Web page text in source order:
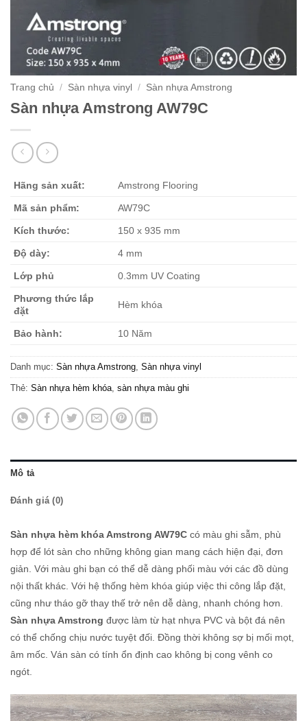
Trang chủ / Sàn nhựa vinyl / Sàn nhựa Amstrong
Sàn nhựa Amstrong AW79C
Hãng sản xuất: Amstrong Flooring
Mã sản phẩm: AW79C
Kích thước: 150 x 935 mm
Độ dày: 4 mm
Lớp phủ 0.3mm UV Coating
Phương thức lắp
đặt
Hèm khóa
Bảo hành: 10 Năm
Danh mục: Sàn nhựa Amstrong, Sàn nhựa vinyl
Thẻ: Sàn nhựa hèm khóa, sàn nhựa màu ghi
Mô tả
Đánh giá (0)
Sàn nhựa hèm khóa Amstrong AW79C có màu ghi sẫm, phù
hợp để lót sàn cho những không gian mang cách hiện đại, đơn
giản. Với màu ghi bạn có thể dễ dàng phối màu với các đồ dùng
nội thất khác. Với hệ thống hèm khóa giúp việc thi công lắp đặt,
cũng như tháo gỡ thay thế trở nên dễ dàng, nhanh chóng hơn.
Sàn nhựa Amstrong được làm từ hạt nhựa PVC và bột đá nên
có thể chống chịu nước tuyệt đối. Đồng thời không sợ bị mối mọt,
âm mốc. Ván sàn có tính ổn định cao không bị cong vênh co
ngót.